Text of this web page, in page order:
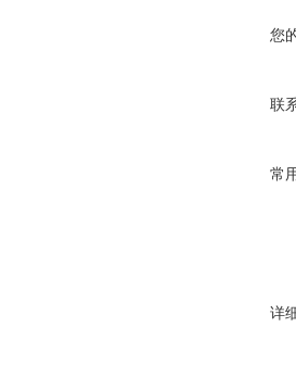
您
联
常
详